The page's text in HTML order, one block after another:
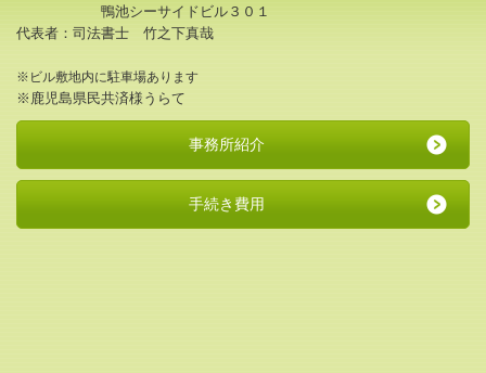
鴨池シーサイドビル３０１
代表者：司法書士 竹之下真哉
※ビル敷地内に駐車場あります
※鹿児島県民共済様うらて
事務所紹介
手続き費用